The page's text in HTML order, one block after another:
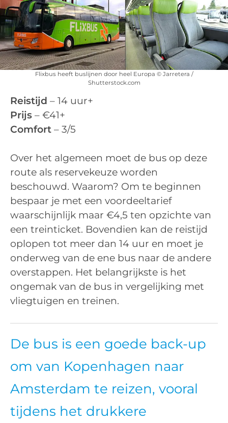
Flixbus heeft buslijnen door heel Europa © Jarretera /
Shutterstock.com
Reistijd – 14 uur+
Prijs – €41+
Comfort – 3/5
Over het algemeen moet de bus op deze
route als reservekeuze worden
beschouwd. Waarom? Om te beginnen
bespaar je met een voordeeltarief
waarschijnlijk maar €4,5 ten opzichte van
een treinticket. Bovendien kan de reistijd
oplopen tot meer dan 14 uur en moet je
onderweg van de ene bus naar de andere
overstappen. Het belangrijkste is het
ongemak van de bus in vergelijking met
vliegtuigen en treinen.
De bus is een goede back-up
om van Kopenhagen naar
Amsterdam te reizen, vooral
tijdens het drukkere